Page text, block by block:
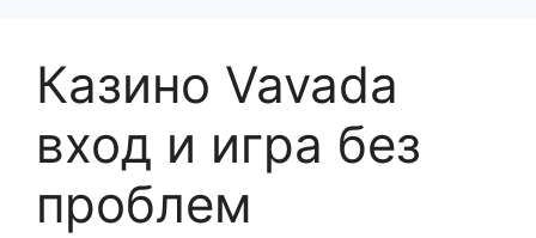
Казино Vavada
вход и игра без
проблем